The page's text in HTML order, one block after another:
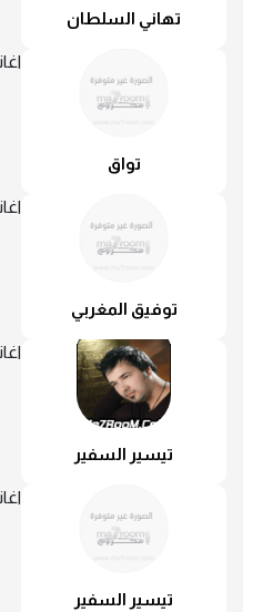
تهاني السلطان
تواق
توفيق المغربي
تيسير السفير
تيسير السفير